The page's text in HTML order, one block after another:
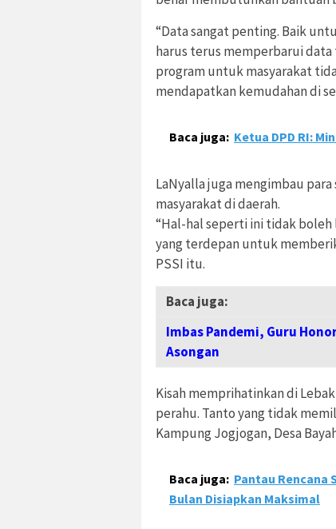
“Data sangat penting. Baik
harus terus memperbarui
program untuk masyarakat
mendapatkan kemudahan di
Baca juga: Ketua DPD RI:
LaNyalla juga mengimbau
masyarakat di daerah.
“Hal-hal seperti ini tidak
yang terdepan untuk
PSSI itu.
Baca juga:
Imbas Pandemi, Guru
Asongan
Kisah memprihatinkan di
perahu. Tanto yang tidak
Kampung Jogjogan, Desa
Baca juga: Pantau Rencana
Bulan Disiapkan Maksimal